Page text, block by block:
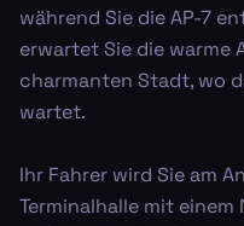
während Sie die AP-7
erwartet Sie die warme
charmanten Stadt, wo
wartet.
Ihr Fahrer wird Sie am
Terminalhalle mit